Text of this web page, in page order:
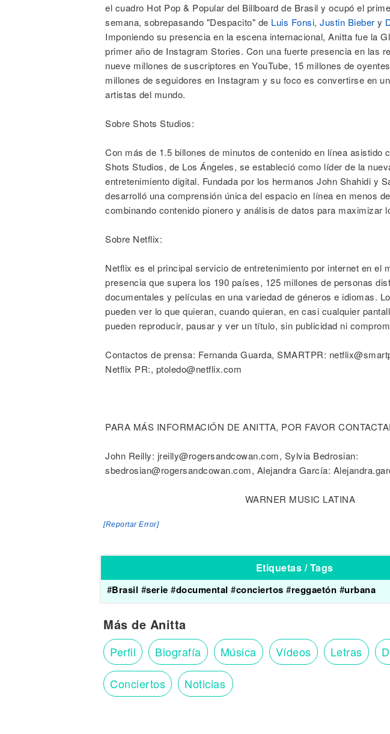
el cuadro Hot Pop & Popular del Billboard de Brasil y ocupó el
semana, sobrepasando "Despacito" de Luis Fonsi, Justin Bieber y
Imponiendo su presencia en la escena internacional, Anitta fue la
primer año de Instagram Stories. Con una fuerte presencia en las
nueve millones de suscriptores en YouTube, 15 millones de
millones de seguidores en Instagram y su foco es convertirse en
artistas del mundo.
Sobre Shots Studios:
Con más de 1.5 billones de minutos de contenido en línea asistido
Shots Studios, de Los Ángeles, se estableció como líder de la
entretenimiento digital. Fundada por los hermanos John Shahidi y
desarrolló una comprensión única del espacio en línea en menos
combinando contenido pionero y análisis de datos para maximizar
Sobre Netflix:
Netflix es el principal servicio de entretenimiento por internet en el
presencia que supera los 190 países, 125 millones de personas
documentales y películas en una variedad de géneros e idiomas.
pueden ver lo que quieran, cuando quieran, en casi cualquier
pueden reproducir, pausar y ver un título, sin publicidad ni
Contactos de prensa: Fernanda Guarda, SMARTPR:
Netflix PR:, ptoledo@netflix.com
PARA MÁS INFORMACIÓN DE ANITTA, POR FAVOR
John Reilly: jreilly@rogersandcowan.com, Sylvia Bedrosian:
sbedrosian@rogersandcowan.com, Alejandra García:
WARNER MUSIC LATINA
[Reportar Error]
Etiquetas / Tags
#Brasil #serie #documental #conciertos #reggaetón #urbana
Más de Anitta
Perfil Biografía Música Vídeos Letras
Conciertos Noticias